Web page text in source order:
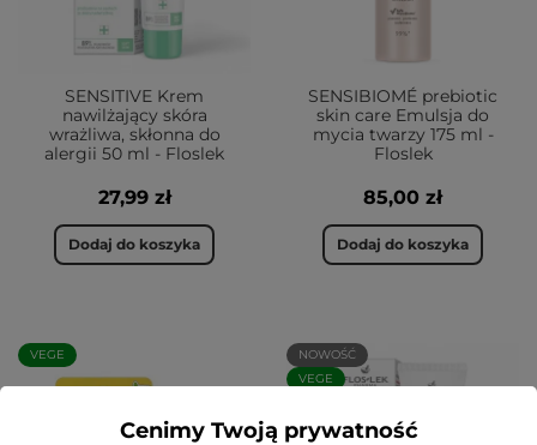
SENSITIVE Krem
nawilżający skóra
wrażliwa, skłonna do
alergii 50 ml - Floslek
27,99 zł
Dodaj do koszyka
SENSIBIOMÉ prebiotic
skin care Emulsja do
mycia twarzy 175 ml -
Floslek
85,00 zł
Dodaj do koszyka
VEGE
NOWOŚĆ
VEGE
Cenimy Twoją prywatność